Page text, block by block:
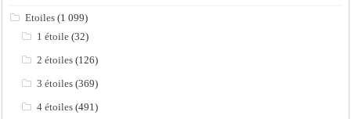
Etoiles (1 099)
1 étoile (32)
2 étoiles (126)
3 étoiles (369)
4 étoiles (491)